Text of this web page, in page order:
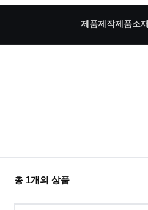
제품제작제품소재
총 1개의 상품